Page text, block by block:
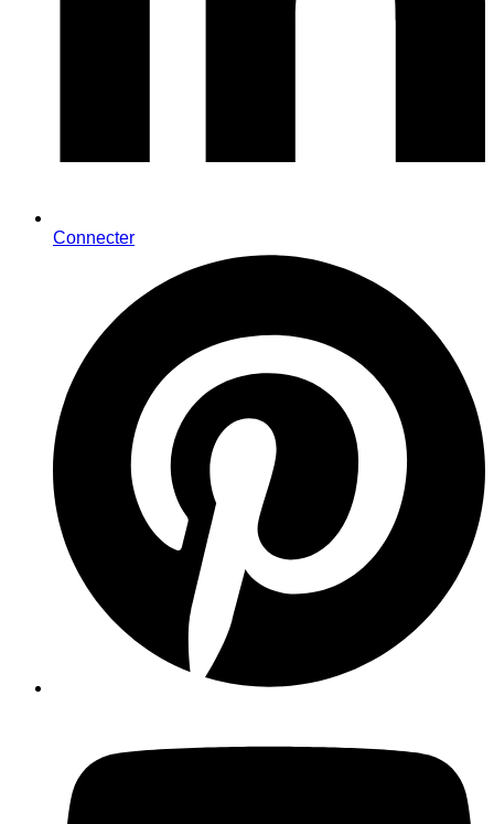
Connecter